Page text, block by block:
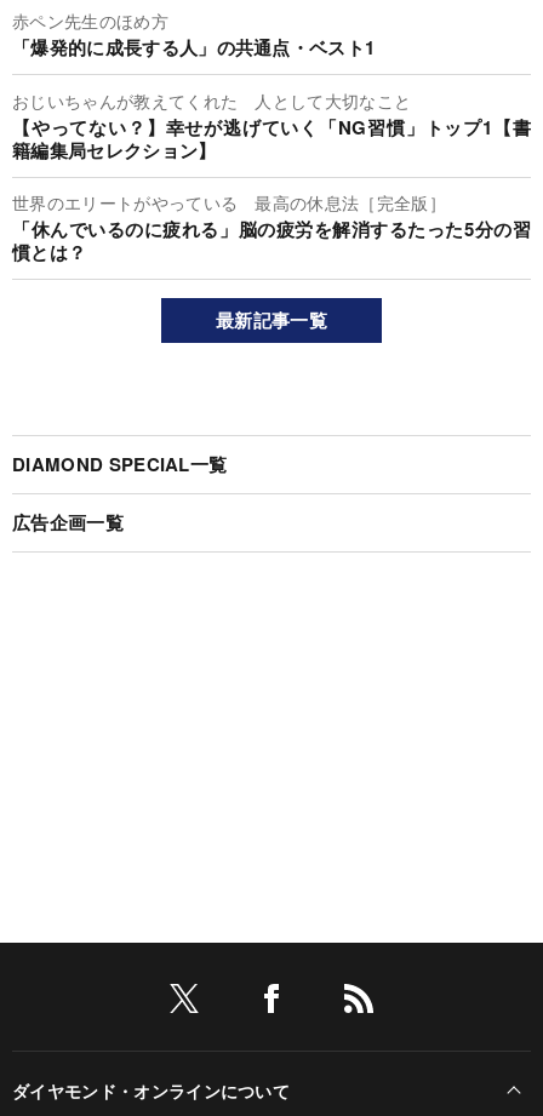
赤ペン先生のほめ方
「爆発的に成長する人」の共通点・ベスト1
おじいちゃんが教えてくれた 人として大切なこと
【やってない？】幸せが逃げていく「NG習慣」トップ1【書
籍編集局セレクション】
世界のエリートがやっている 最高の休息法［完全版］
「休んでいるのに疲れる」脳の疲労を解消するたった5分の習
慣とは？
最新記事一覧
DIAMOND SPECIAL一覧
広告企画一覧
ダイヤモンド・オンラインについて